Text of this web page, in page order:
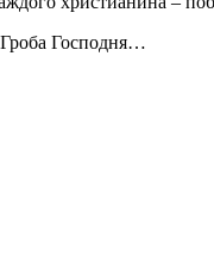
Господня…